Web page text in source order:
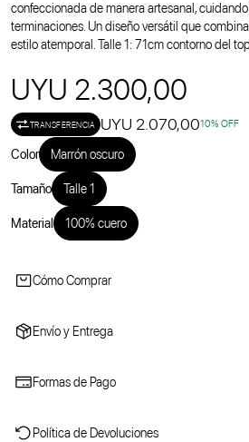
confeccionada de manera artesanal,
terminaciones. Un diseño versátil que
estilo atemporal. Talle 1: 71cm contorno del
UYU 2.300,00
TRANSFERENCIA UYU 2.070,0010% OFF
Color Marrón oscuro
Tamaño Talle 1
Material 100% cuero
Cómo Comprar
Envío y Entrega
Formas de Pago
Política de Devoluciones